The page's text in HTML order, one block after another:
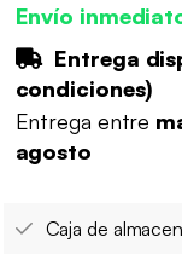
Envío
Entrega
condiciones)
Entrega entre
agosto
Caja de